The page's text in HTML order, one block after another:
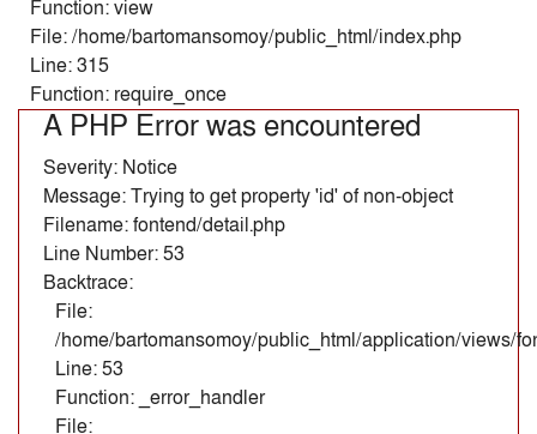
Function: view
File: /home/bartomansomoy/public_html/index.php
Line: 315
Function: require_once
A PHP Error was encountered
Severity: Notice
Message: Trying to get property 'id' of non-object
Filename: fontend/detail.php
Line Number: 53
Backtrace:
File:
/home/bartomansomoy/public_html/application/views/
Line: 53
Function: _error_handler
File: